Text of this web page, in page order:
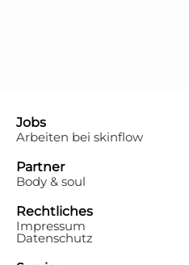
Jobs
Arbeiten bei skinflow
Partner
Body & soul
Rechtliches
Impressum
Datenschutz